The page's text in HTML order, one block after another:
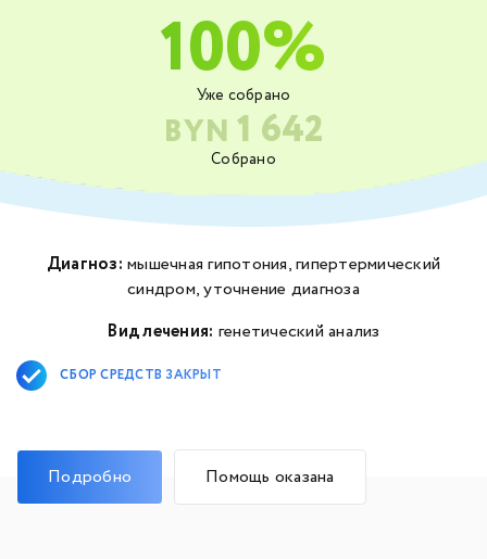
Собрано
BYN 1 642
Уже собрано
100%
Диагноз: мышечная гипотония, гипертермический
синдром, уточнение диагноза
Вид лечения: генетический анализ
СБОР СРЕДСТВ ЗАКРЫТ
Подробно Помощь оказана